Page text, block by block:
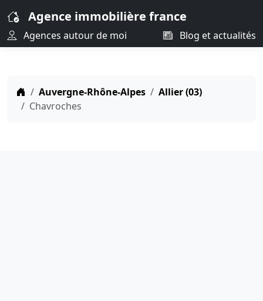
Agence immobilière france
Agences autour de moi Blog et actualités
Auvergne-Rhône-Alpes
Allier (03)
Chavroches